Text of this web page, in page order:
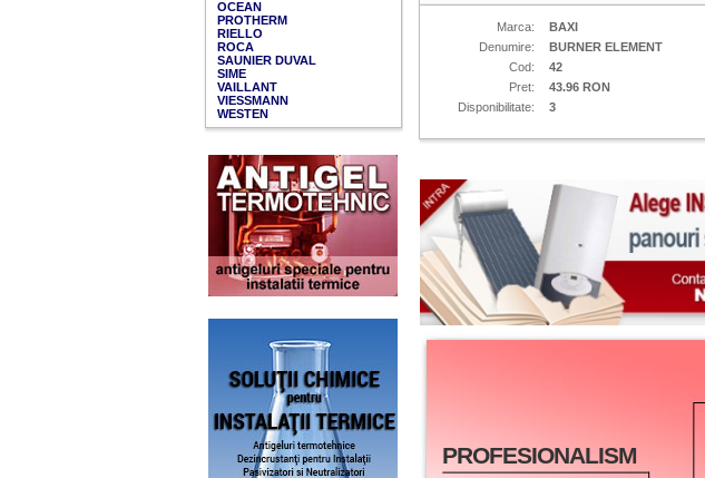
OCEAN
PROTHERM
RIELLO
ROCA
SAUNIER DUVAL
SIME
VAILLANT
VIESSMANN
WESTEN
Marca:
BAXI
Denumire:
BURNER ELEMENT
Cod:
42
Pret:
43.96 RON
Disponibilitate:
3
PROFESIONALISM